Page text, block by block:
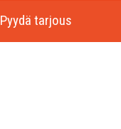
Pyydä tarjous